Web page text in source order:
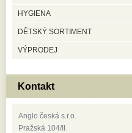
HYGIENA
DĚTSKÝ SORTIMENT
VÝPRODEJ
Kontakt
Anglo česká s.r.o.
Pražská 104/II